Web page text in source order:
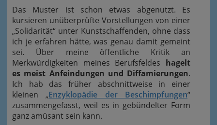
Das Muster ist schon etwas abgenutzt. Es
kursieren unüberprüfte Vorstellungen von einer
„Solidarität“ unter Kunstschaffenden, ohne dass
ich je erfahren hätte, was genau damit gemeint
sei. Über meine öffentliche Kritik an
Merkwürdigkeiten meines Berufsfeldes hagelt
es meist Anfeindungen und Diffamierungen.
Ich hab das früher abschnittweise in einer
kleinen „Enzyklopädie der Beschimpfungen“
zusammengefasst, weil es in gebündelter Form
ganz amüsant sein kann.